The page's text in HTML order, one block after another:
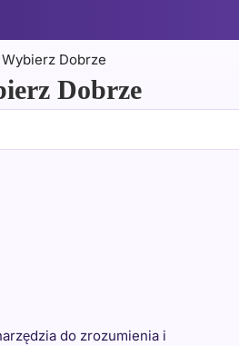
Dobrze
do zrozumienia i